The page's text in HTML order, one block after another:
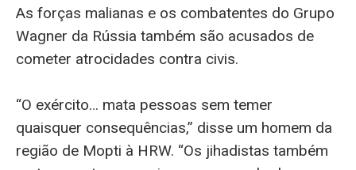
As forças malianas e os combatentes do Grupo
Wagner da Rússia também são acusados de
cometer atrocidades contra civis.
“O exército… mata pessoas sem temer
quaisquer consequências,” disse um homem da
região de Mopti à HRW. “Os jihadistas também